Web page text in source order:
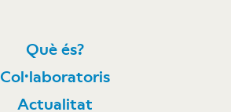
Què és?
Col·laboratoris
Actualitat